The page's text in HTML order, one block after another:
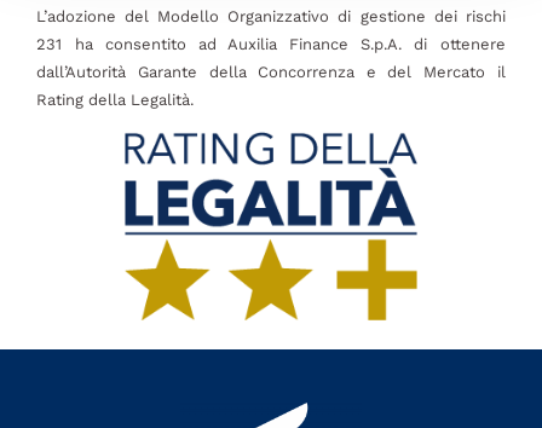
L’adozione del Modello Organizzativo di gestione dei rischi
231 ha consentito ad Auxilia Finance S.p.A. di ottenere
dall’Autorità Garante della Concorrenza e del Mercato il
Rating della Legalità.